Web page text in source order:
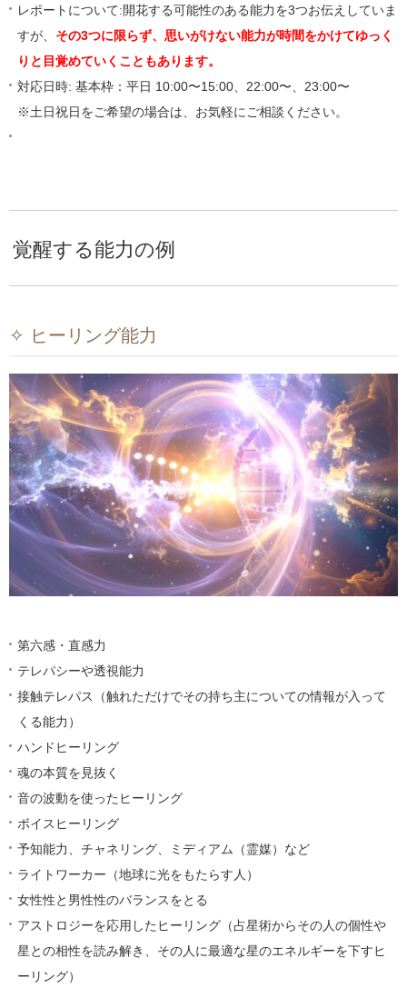
レポートについて:開花する可能性のある能力を3つお伝えしていま
すが、 その3つに限らず、思いがけない能力が時間をかけてゆっく
りと目覚めていくこともあります。
対応日時: 基本枠：平日 10:00〜15:00、22:00〜、23:00〜
※土日祝日をご希望の場合は、お気軽にご相談ください。
覚醒する能力の例
✧ ヒーリング能力
第六感・直感力
テレパシーや透視能力
接触テレパス（触れただけでその持ち主についての情報が入って
くる能力）
ハンドヒーリング
魂の本質を見抜く
音の波動を使ったヒーリング
ボイスヒーリング
予知能力、チャネリング、ミディアム（霊媒）など
ライトワーカー（地球に光をもたらす人）
女性性と男性性のバランスをとる
アストロジーを応用したヒーリング（占星術からその人の個性や
星との相性を読み解き、その人に最適な星のエネルギーを下すヒ
ーリング）